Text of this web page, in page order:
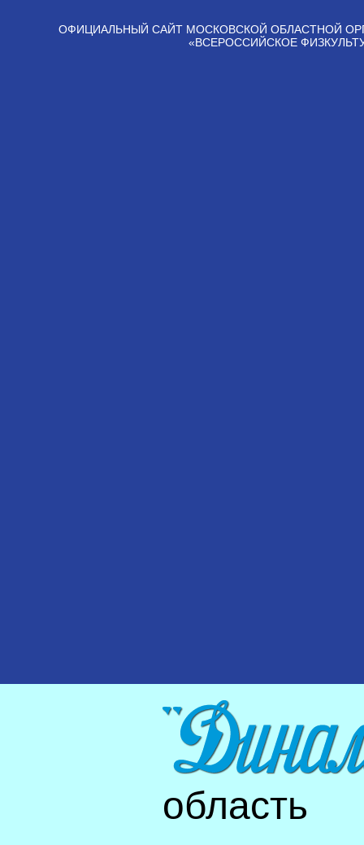
ОФИЦИАЛЬНЫЙ САЙТ МОСКОВСКОЙ ОБЛАСТНОЙ
«ВСЕРОССИЙСКОЕ
область